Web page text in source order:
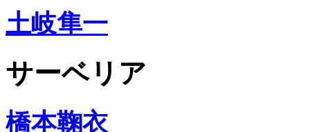
土岐隼一
サーベリア
橋本鞠衣